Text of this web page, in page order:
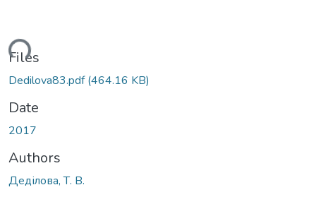
Files
Dedilova83.pdf(464.16 KB)
Date
2017
Authors
Деділова, Т. В.